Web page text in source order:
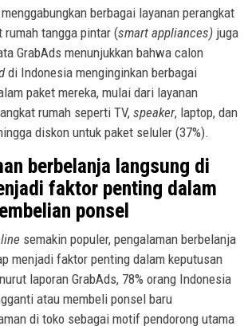
berbagai layanan perangkat
tangga pintar (smart appliances) juga
GrabAds menunjukkan bahwa calon
di Indonesia menginginkan berbagai
paket mereka, mulai dari layanan
rumah seperti TV,speaker, laptop, dan
diskon untuk paket seluler (37%).
berbelanja langsung di
faktor penting dalam
ponsel
semakin populer, pengalaman berbelanja
menjadi faktor penting dalam keputusan
laporan GrabAds, 78% orang Indonesia
atau membeli ponsel baru
di toko sebagai motif pendorong utama